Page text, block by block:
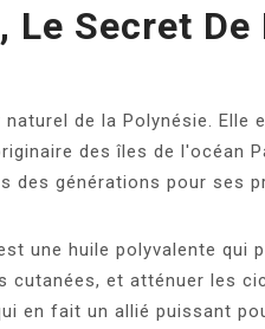
Le Secret De
de la Polynésie. Elle
des îles de l'océan
des générations pour ses
une huile polyvalente qui
cutanées, et atténuer les
en fait un allié puissant